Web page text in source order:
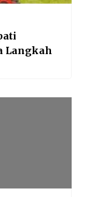
Langkah